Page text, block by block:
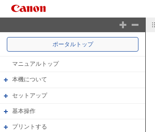
ポータルトップ
マニュアルトップ
本機について
セットアップ
基本操作
プリントする